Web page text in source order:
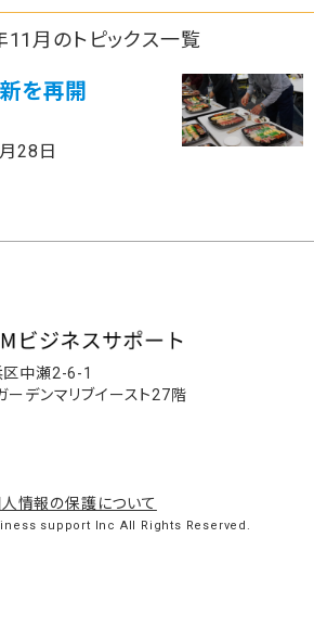
11月のトピックス一覧
を再開
28日
中瀬2-6-1
ーデンマリブイースト27階
情報の保護について
support Inc All Rights Reserved.